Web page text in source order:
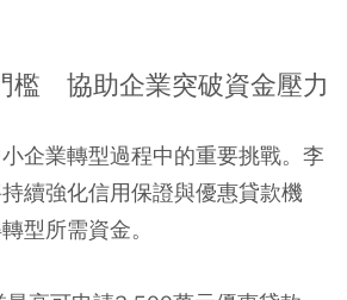
檻 協助企業突破資金壓力
企業轉型過程中的重要挑戰。李
續強化信用保證與優惠貸款機
型所需資金。